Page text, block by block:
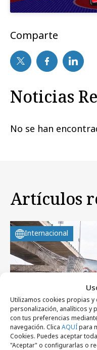
Utilizamos cookies propias y
personalización, analíticos y
con tus preferencias
navegación. Clica AQUÍpara
Cookies. Puedes aceptar
"Aceptar" o configurarlas o
Comparte
Noticias
No se han
Artículos
Internacional